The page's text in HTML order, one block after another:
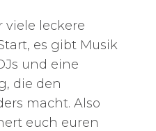
viele leckere
es gibt Musik
und eine
die den
macht. Also
euch euren